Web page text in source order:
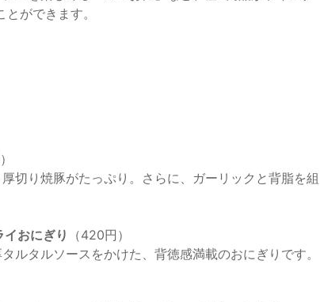
ができます。
切り焼豚がたっぷり。さらに、ガーリックと背脂を組
おにぎり
（420円）
ルタルソースをかけた、背徳感満載のおにぎりです。